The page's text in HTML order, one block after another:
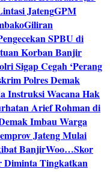
JatengGPM
Giliran
SPBU di
Korban Banjir
Sigap Cegah ‘Perang
Polres Demak
Instruksi Wacana Hak
Arief Rohman di
Imbau Warga
Jateng Mulai
BanjirWoo…Skor
Diminta Tingkatkan